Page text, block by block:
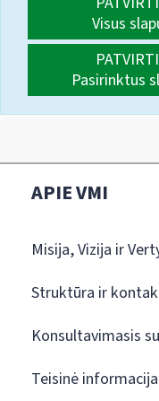
Visus
Pasirinktus
APIE VMI
Misija, Vizija ir
Struktūra ir
Konsultavimasis
Teisinė informacija